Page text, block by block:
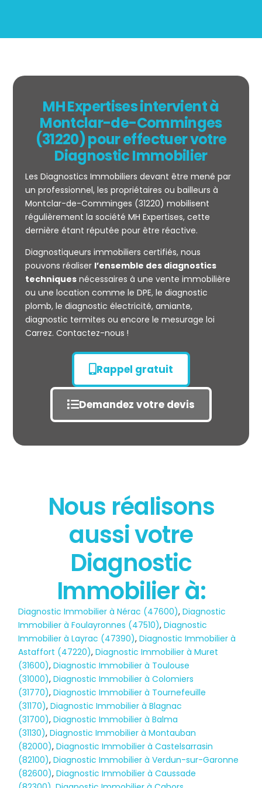
Mesurage
CARREZ
État des risques
POLLUTION
MH Expertises intervient à
Montclar-de-Comminges
(31220) pour effectuer votre
Diagnostic Immobilier
Les Diagnostics Immobiliers devant être mené par
un professionnel, les propriétaires ou bailleurs à
Montclar-de-Comminges (31220) mobilisent
régulièrement la société MH Expertises, cette
dernière étant réputée pour être réactive.
Diagnostiqueurs immobiliers certifiés, nous
pouvons réaliser l’ensemble des diagnostics
techniquesnécessaires à une vente immobilière
ou une location comme le DPE, le diagnostic
plomb, le diagnostic électricité, amiante,
diagnostic termites ou encore le mesurage loi
Carrez. Contactez-nous !
Rappel gratuit
Demandez votre devis
Nous réalisons
aussi votre
Diagnostic
Immobilier à:
Diagnostic Immobilier à Nérac (47600),Diagnostic
Immobilier à Foulayronnes (47510),Diagnostic
Immobilier à Layrac (47390),Diagnostic Immobilier à
Astaffort (47220),Diagnostic Immobilier à Muret
(31600),Diagnostic Immobilier à Toulouse
(31000),Diagnostic Immobilier à Colomiers
(31770),Diagnostic Immobilier à Tournefeuille
(31170),Diagnostic Immobilier à Blagnac
(31700),Diagnostic Immobilier à Balma
(31130),Diagnostic Immobilier à Montauban
(82000),Diagnostic Immobilier à Castelsarrasin
(82100),Diagnostic Immobilier à Verdun-sur-Garonne
(82600),Diagnostic Immobilier à Caussade